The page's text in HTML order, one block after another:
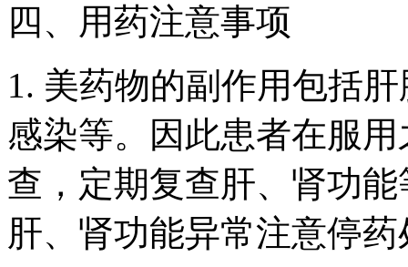
四、用药注意事项
1. 美药物的副作用包括
感染等。因此患者在服
查，定期复查肝、肾功
肝、肾功能异常注意停